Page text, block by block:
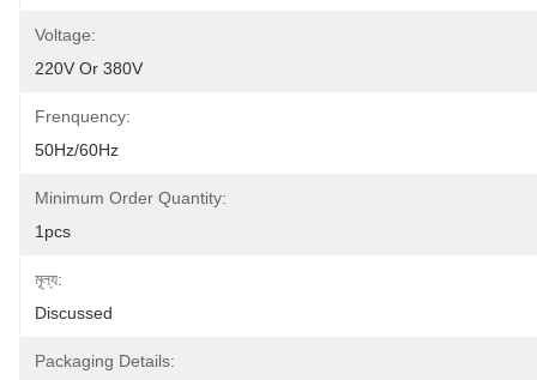
Voltage:
220V Or 380V
Frenquency:
50Hz/60Hz
Minimum Order Quantity:
1pcs
মূল্য:
Discussed
Packaging Details: